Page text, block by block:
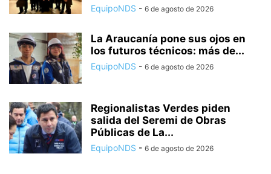
EquipoNDS - 6 de agosto de 2026
La Araucanía pone sus ojos en
los futuros técnicos: más de...
EquipoNDS - 6 de agosto de 2026
Regionalistas Verdes piden
salida del Seremi de Obras
Públicas de La...
EquipoNDS - 6 de agosto de 2026